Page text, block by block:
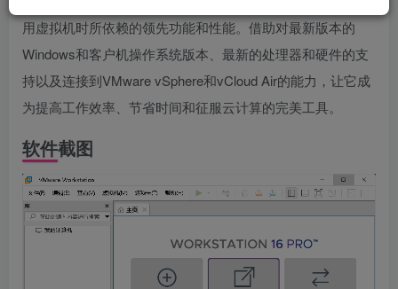
用虚拟机时所依赖的领先功能和性能。借助对最新版本的
Windows和客户机操作系统版本、最新的处理器和硬件的支
持以及连接到VMware vSphere和vCloud Air的能力，让它成
为提高工作效率、节省时间和征服云计算的完美工具。
软件截图